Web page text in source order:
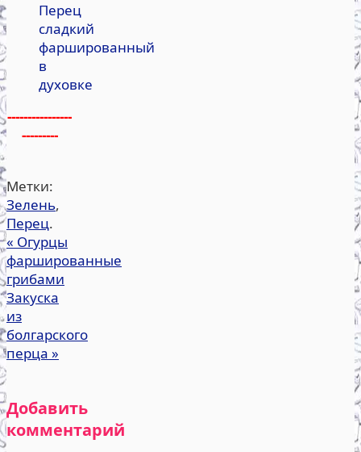
Перец
сладкий
фаршированный
в
духовке
----------------
---------
Метки:
Зелень,
Перец.
« Огурцы
фаршированные
грибами
Закуска
из
болгарского
перца »
Добавить
комментарий